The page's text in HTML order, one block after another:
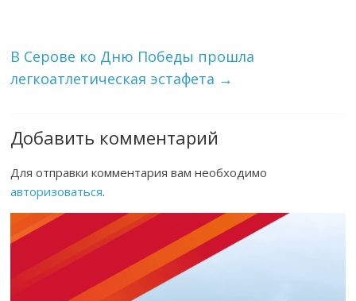
В Серове ко Дню Победы прошла
легкоатлетическая эстафета →
Добавить комментарий
Для отправки комментария вам необходимо
авторизоваться.